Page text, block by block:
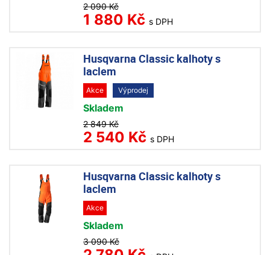
2 090 Kč
1 880 Kč s DPH
Husqvarna Classic kalhoty s
laclem
Akce Výprodej
Skladem
2 849 Kč
2 540 Kč s DPH
Husqvarna Classic kalhoty s
laclem
Akce
Skladem
3 090 Kč